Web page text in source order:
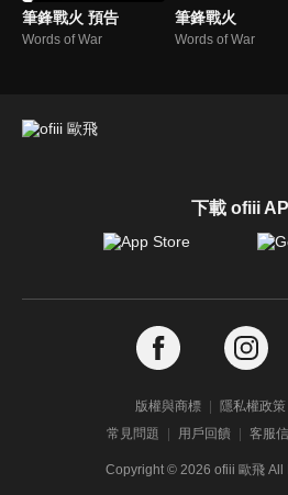
筆鋒戰火 預告
Words of War
筆鋒戰火
Words of War
下載 ofiii
版權與商標 隱私權政策
常見問題
用戶回饋 客服
Copyright © 2026 ofiii 歐飛 All